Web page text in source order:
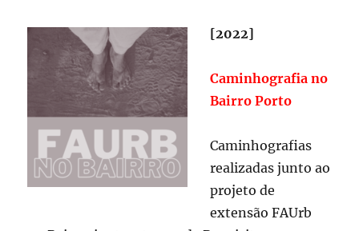
[2022]
Caminhografia no
Bairro Porto
Caminhografias
realizadas junto ao
projeto de
extensão FAUrb